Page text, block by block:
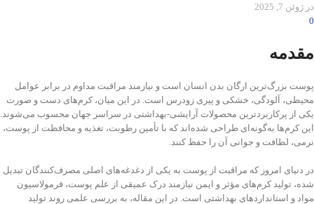
در ژوئن 7, 2025
0
مقدمه
پوست بزرگ‌ترین ارگان بدن انسان است و نیازمند مراقبت مداوم در برابر عوامل
محیطی، آلودگی، خشکی و پیری زودرس است. در این میان، کرم‌های دست و صورت
یکی از پرکاربردترین محصولات آرایشی-بهداشتی در سراسر جهان محسوب می‌شوند.
این کرم‌ها به‌گونه‌ای طراحی شده‌اند که با تأمین رطوبت، تغذیه و محافظت از پوست،
نرمی، لطافت و جوانی آن را حفظ کنند.
در دنیای امروز که مراقبت از پوست به یکی از دغدغه‌های اصلی مصرف‌کنندگان تبدیل
شده، تولید کرم‌های مؤثر و ایمن نیازمند درک عمیقی از علم پوست، فرمولاسیون
مواد و استانداردهای بهداشتی است. در این مقاله، به بررسی علمی روند تولید